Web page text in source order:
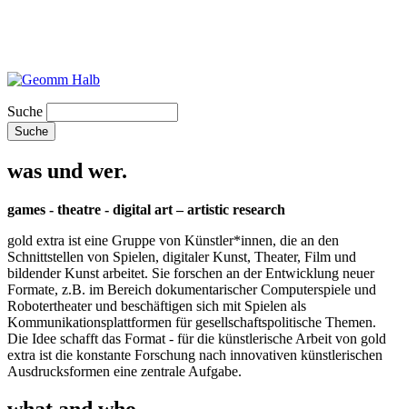
Suche
was und wer.
games - theatre - digital art – artistic research
gold extra ist eine Gruppe von Künstler*innen, die an den
Schnittstellen von Spielen, digitaler Kunst, Theater, Film und
bildender Kunst arbeitet. Sie forschen an der Entwicklung neuer
Formate, z.B. im Bereich dokumentarischer Computerspiele und
Robotertheater und beschäftigen sich mit Spielen als
Kommunikationsplattformen für gesellschaftspolitische Themen.
Die Idee schafft das Format - für die künstlerische Arbeit von gold
extra ist die konstante Forschung nach innovativen künstlerischen
Ausdrucksformen eine zentrale Aufgabe.